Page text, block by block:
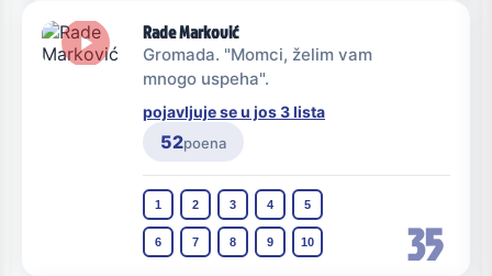
35
Rade Marković
Gromada. "Momci, želim vam
mnogo uspeha".
pojavljuje se u jos 3 lista
52poena
1 2 3 4 5
6 7 8 9 10